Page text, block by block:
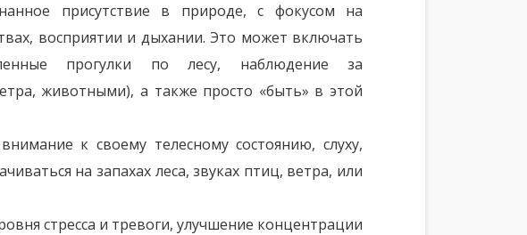
присутствие в природе, с фокусом на
восприятии и дыхании. Это может включать
прогулки по лесу, наблюдение за
животными), а также просто «быть» в этой
к своему телесному состоянию, слуху,
на запахах леса, звуках птиц, ветра, или
стресса и тревоги, улучшение концентрации